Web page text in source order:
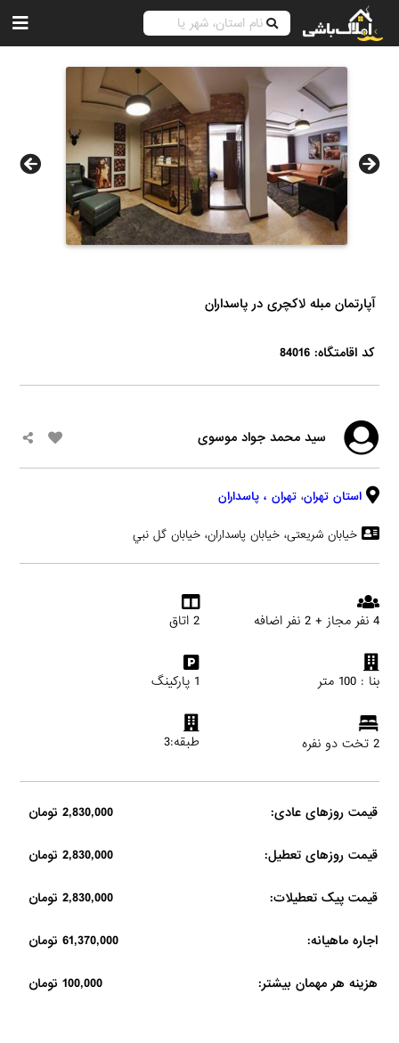
آپارتمان مبله لاکچری در پاسداران
کد اقامتگاه: 84016
سید محمد جواد موسوی
استان تهران، تهران ، پاسداران
خیابان شریعتی، خیابان پاسداران، خيابان گل نبي
4 نفر مجاز + 2 نفر اضافه 2 اتاق
بنا : 100 متر 1 پارکینگ
2 تخت دو نفره طبقه:3
قیمت روزهای عادی: 2,830,000 تومان
قیمت روزهای تعطیل: 2,830,000 تومان
قیمت پیک تعطیلات: 2,830,000 تومان
اجاره ماهیانه: 61,370,000 تومان
هزینه هر مهمان بیشتر: 100,000 تومان